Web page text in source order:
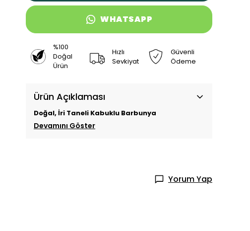
WHATSAPP
%100
Doğal
Ürün
Hızlı
Sevkiyat
Güvenli
Ödeme
Ürün Açıklaması
Doğal, İri Taneli Kabuklu Barbunya
Devamını Göster
Yorum Yap